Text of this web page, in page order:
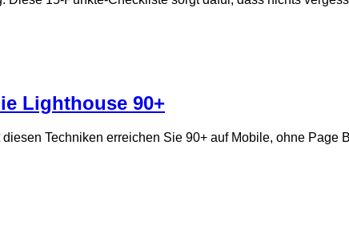
Lighthouse 90+
Techniken erreichen Sie 90+ auf Mobile, ohne Page